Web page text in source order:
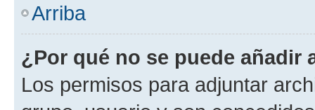
Arriba
¿Por qué no se puede añadir
Los permisos para adjuntar